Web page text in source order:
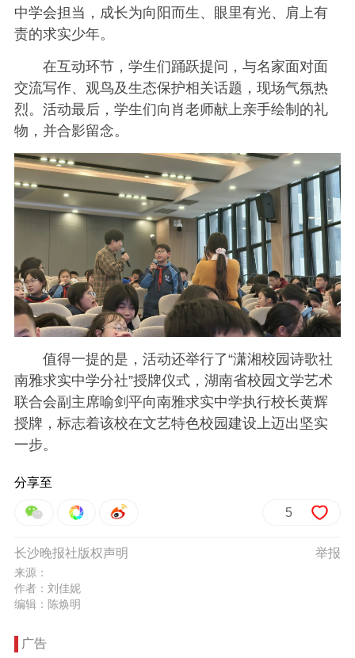
中学会担当，成长为向阳而生、眼里有光、肩上有
责的求实少年。
在互动环节，学生们踊跃提问，与名家面对面
交流写作、观鸟及生态保护相关话题，现场气氛热
烈。活动最后，学生们向肖老师献上亲手绘制的礼
物，并合影留念。
值得一提的是，活动还举行了“潇湘校园诗歌社
南雅求实中学分社”授牌仪式，湖南省校园文学艺术
联合会副主席喻剑平向南雅求实中学执行校长黄辉
授牌，标志着该校在文艺特色校园建设上迈出坚实
一步。
分享至
5
举报
长沙晚报社版权声明
来源：
作者：刘佳妮
编辑：陈焕明
广告